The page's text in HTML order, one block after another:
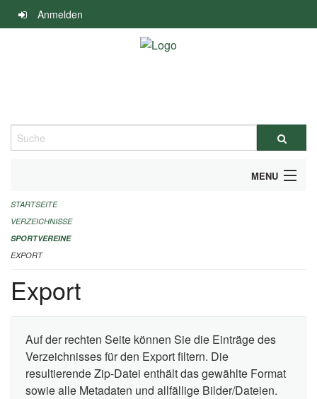
Navigation
überspringen
Anmelden
Suche
MENU
ALLGEMEINE INFORMATIONEN
FINANZIELLE UNTERSTÜTZUNG BENÖTIGT?
KONTAKT
STARTSEITE
VERZEICHNISSE
SPORTVEREINE
EXPORT
Export
Auf der rechten Seite können Sie die Einträge des
Verzeichnisses für den Export filtern. Die
resultierende Zip-Datei enthält das gewählte Format
sowie alle Metadaten und allfällige Bilder/Dateien.